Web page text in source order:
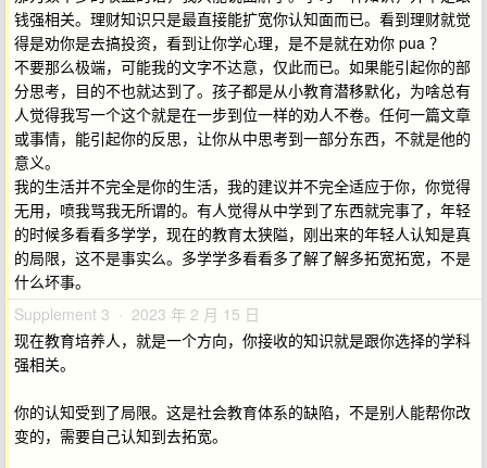
钱强相关。理财知识只是最直接能扩宽你认知面而已。看到理财就觉
得是劝你是去搞投资，看到让你学心理，是不是就在劝你 pua ？
不要那么极端，可能我的文字不达意，仅此而已。如果能引起你的部
分思考，目的不也就达到了。孩子都是从小教育潜移默化，为啥总有
人觉得我写一个这个就是在一步到位一样的劝人不卷。任何一篇文章
或事情，能引起你的反思，让你从中思考到一部分东西，不就是他的
意义。
我的生活并不完全是你的生活，我的建议并不完全适应于你，你觉得
无用，喷我骂我无所谓的。有人觉得从中学到了东西就完事了，年轻
的时候多看看多学学，现在的教育太狭隘，刚出来的年轻人认知是真
的局限，这不是事实么。多学学多看看多了解了解多拓宽拓宽，不是
什么坏事。
Supplement 3 · 2023 年 2 月 15 日
现在教育培养人，就是一个方向，你接收的知识就是跟你选择的学科
强相关。
你的认知受到了局限。这是社会教育体系的缺陷，不是别人能帮你改
变的，需要自己认知到去拓宽。